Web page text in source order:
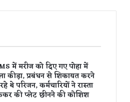
में मरीज को दिए गए पोहा में
कीड़ा, प्रबंधन से शिकायत करने
थे परिजन, कर्मचारियों ने रास्ता
की प्लेट छीनने की कोशिश